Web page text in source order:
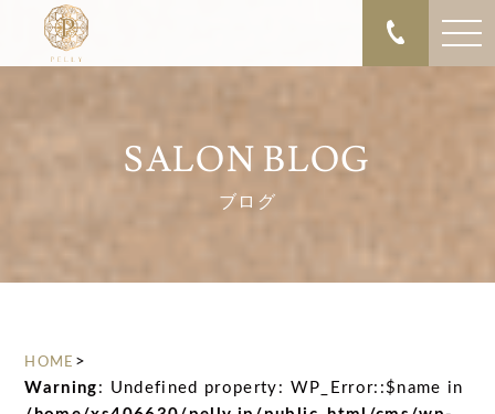
SALON BLOG
ブログ
HOME >
Warning : Undefined property: WP_Error::$name in